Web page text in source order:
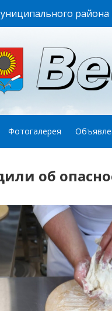
района
Фотогалерея
об